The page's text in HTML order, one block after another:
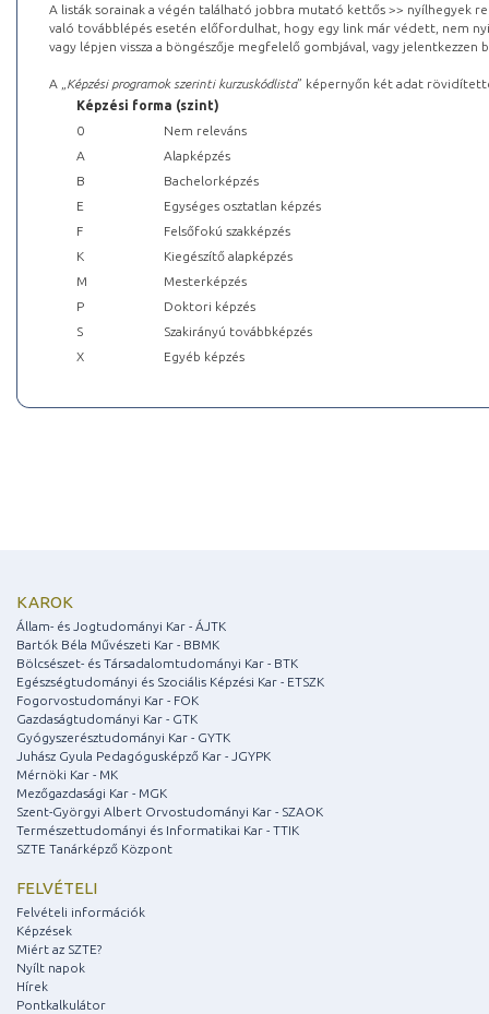
A listák sorainak a végén található jobbra mutató kettős >> nyílhegyek
való továbblépés esetén előfordulhat, hogy egy link már védett, nem
vagy lépjen vissza a böngészője megfelelő gombjával, vagy
A „ Képzési programok szerinti kurzuskódlista” képernyőn két adat
Képzési forma (szint)
0
Nem releváns
A
Alapképzés
B
Bachelorképzés
E
Egységes osztatlan képzés
F
Felsőfokú szakképzés
K
Kiegészítő alapképzés
M
Mesterképzés
P
Doktori képzés
S
Szakirányú továbbképzés
X
Egyéb képzés
KAROK
Állam- és Jogtudományi Kar - ÁJTK
Bartók Béla Művészeti Kar - BBMK
Bölcsészet- és Társadalomtudományi Kar - BTK
Egészségtudományi és Szociális Képzési Kar - ETSZK
Fogorvostudományi Kar - FOK
Gazdaságtudományi Kar - GTK
Gyógyszerésztudományi Kar - GYTK
Juhász Gyula Pedagógusképző Kar - JGYPK
Mérnöki Kar - MK
Mezőgazdasági Kar - MGK
Szent-Györgyi Albert Orvostudományi Kar - SZAOK
Természettudományi és Informatikai Kar - TTIK
SZTE Tanárképző Központ
FELVÉTELI
Felvételi információk
Képzések
Miért az SZTE?
Nyílt napok
Hírek
Pontkalkulátor